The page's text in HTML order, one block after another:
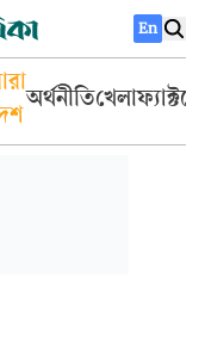
En
অর্থনীতিখেলা